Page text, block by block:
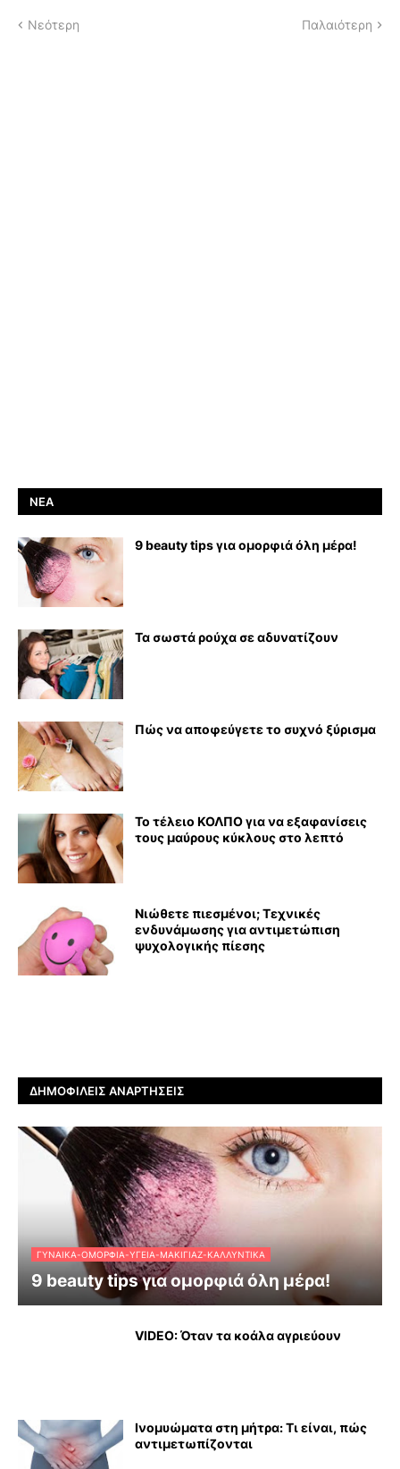
Νεότερη Παλαιότερη
ΝΈΑ
9 beauty tips για ομορφιά όλη μέρα!
Τα σωστά ρούχα σε αδυνατίζουν
Πώς να αποφεύγετε το συχνό ξύρισμα
Το τέλειο ΚΟΛΠΟ για να εξαφανίσεις
τους μαύρους κύκλους στο λεπτό
Νιώθετε πιεσμένοι; Τεχνικές
ενδυνάμωσης για αντιμετώπιση
ψυχολογικής πίεσης
ΔΗΜΟΦΙΛΕΊΣ ΑΝΑΡΤΉΣΕΙΣ
ΓΥΝΑΊΚΑ-ΟΜΟΡΦΙΆ-ΥΓΕΊΑ-ΜΑΚΙΓΙΆΖ-ΚΑΛΛΥΝΤΙΚΆ
9 beauty tips για ομορφιά όλη μέρα!
VIDEO: Όταν τα κοάλα αγριεύουν
Ινομυώματα στη μήτρα: Τι είναι, πώς
αντιμετωπίζονται